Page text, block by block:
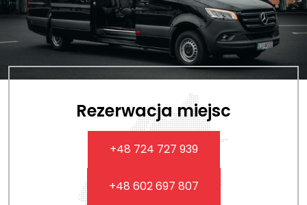
Rezerwacja miejsc
+48 724 727 939
+48 602 697 807